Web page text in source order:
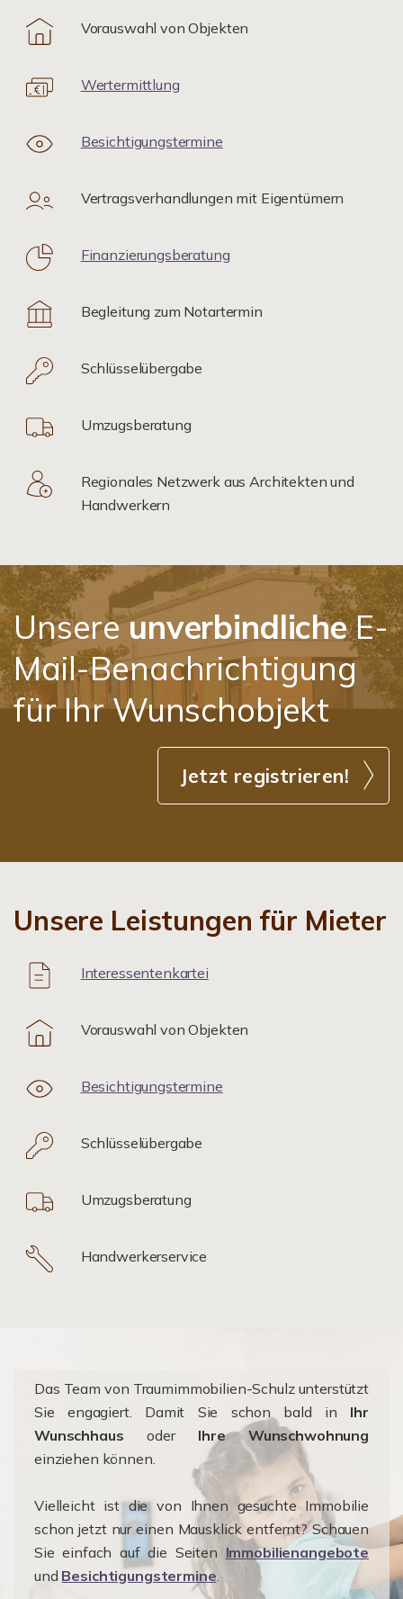
Vorauswahl von Objekten
Wertermittlung
Besichtigungstermine
Vertragsverhandlungen mit Eigentümern
Finanzierungsberatung
Begleitung zum Notartermin
Schlüsselübergabe
Umzugsberatung
Regionales Netzwerk aus Architekten und
Handwerkern
UnsereunverbindlicheE-
Mail-Benachrichtigung
für Ihr Wunschobjekt
Jetzt registrieren!
Unsere Leistungen für Mieter
Interessentenkartei
Vorauswahl von Objekten
Besichtigungstermine
Schlüsselübergabe
Umzugsberatung
Handwerkerservice
Das Team von Traumimmobilien-Schulz unterstützt
Sie engagiert. Damit Sie schon bald in Ihr
Wunschhaus oder Ihre Wunschwohnung
einziehen können.
Vielleicht ist die von Ihnen gesuchte Immobilie
schon jetzt nur einen Mausklick entfernt? Schauen
Sie einfach auf die Seiten Immobilienangebote
und Besichtigungstermine.